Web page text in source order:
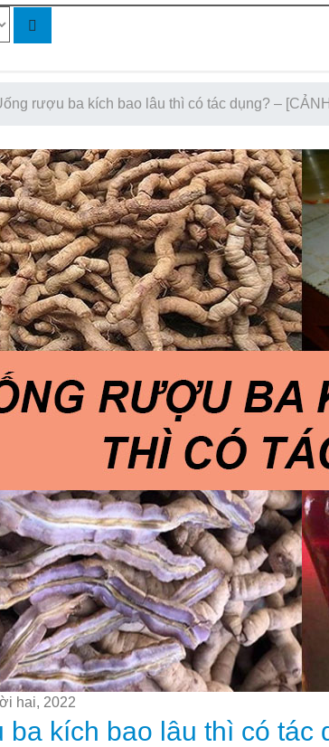
rượu ba kích bao lâu thì có tác dụng? –
hai, 2022
kích bao lâu thì có tác